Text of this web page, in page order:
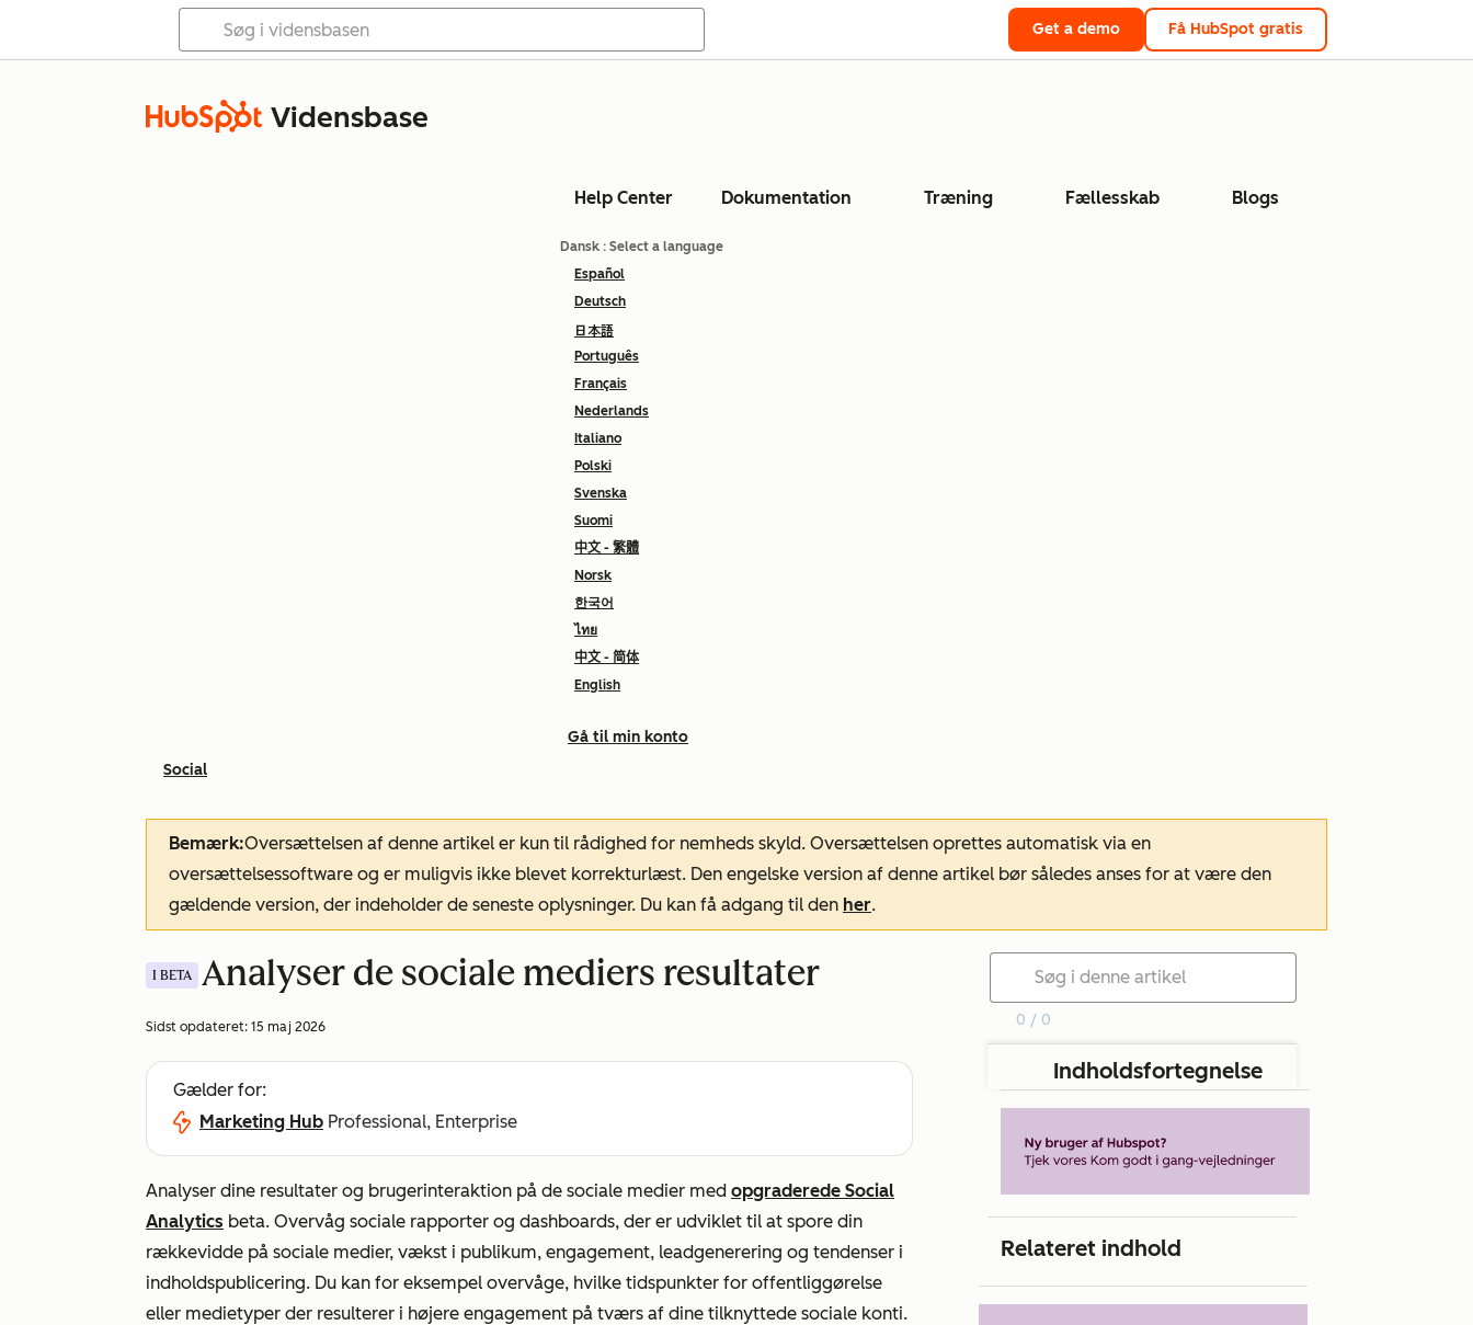
Get a demo Få HubSpot gratis
Vidensbase
Help Center Dokumentation Træning Fællesskab Blogs
Dansk : Select a language
Español
Deutsch
日本語
Português
Français
Nederlands
Italiano
Polski
Svenska
Suomi
中文 - 繁體
Norsk
한국어
ไทย
中文 - 简体
English
Gå til min konto
Social
Bemærk:Oversættelsen af denne artikel er kun til rådighed for nemheds skyld. Oversættelsen oprettes automatisk via en
oversættelsessoftware og er muligvis ikke blevet korrekturlæst. Den engelske version af denne artikel bør således anses for at være den
gældende version, der indeholder de seneste oplysninger. Du kan få adgang til den her.
I BETA Analyser de sociale mediers resultater
Sidst opdateret: 15 maj 2026
Gælder for:
Marketing Hub Professional, Enterprise
Analyser dine resultater og brugerinteraktion på de sociale medier med opgraderede Social
Analytics beta. Overvåg sociale rapporter og dashboards, der er udviklet til at spore din
rækkevidde på sociale medier, vækst i publikum, engagement, leadgenerering og tendenser i
indholdspublicering. Du kan for eksempel overvåge, hvilke tidspunkter for offentliggørelse
eller medietyper der resulterer i højere engagement på tværs af dine tilknyttede sociale konti.
0 / 0
Indholdsfortegnelse
Relateret indhold